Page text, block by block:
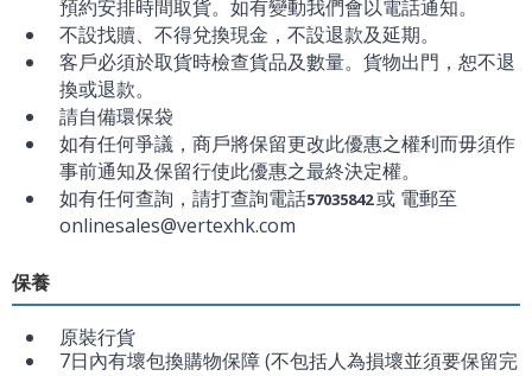
預約安排時間取貨。如有變動我們會以電話通知。
不設找贖、不得兌換現金，不設退款及延期。
客戶必須於取貨時檢查貨品及數量。貨物出門，恕不退
換或退款。
請自備環保袋
如有任何爭議，商戶將保留更改此優惠之權利而毋須作
事前通知及保留行使此優惠之最終決定權。
如有任何查詢，請打查詢電話57035842或 電郵至
onlinesales@vertexhk.com
保養
原裝行貨
7日內有壞包換購物保障 (不包括人為損壞並須要保留完